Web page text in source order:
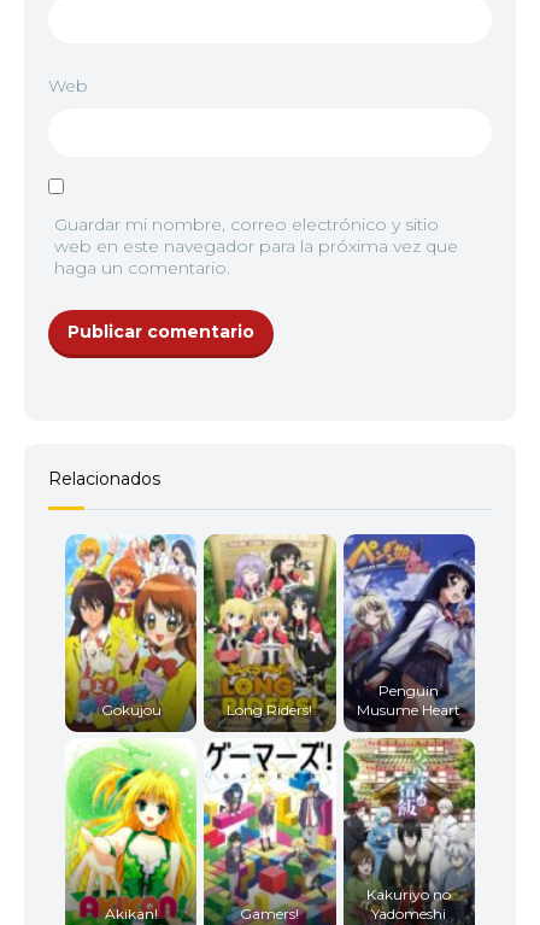
Web
Guardar mi nombre, correo electrónico y sitio
web en este navegador para la próxima vez que
haga un comentario.
Relacionados
Gokujou Long Riders!
Penguin
Musume Heart
Akikan! Gamers!
Kakuriyo no
Yadomeshi